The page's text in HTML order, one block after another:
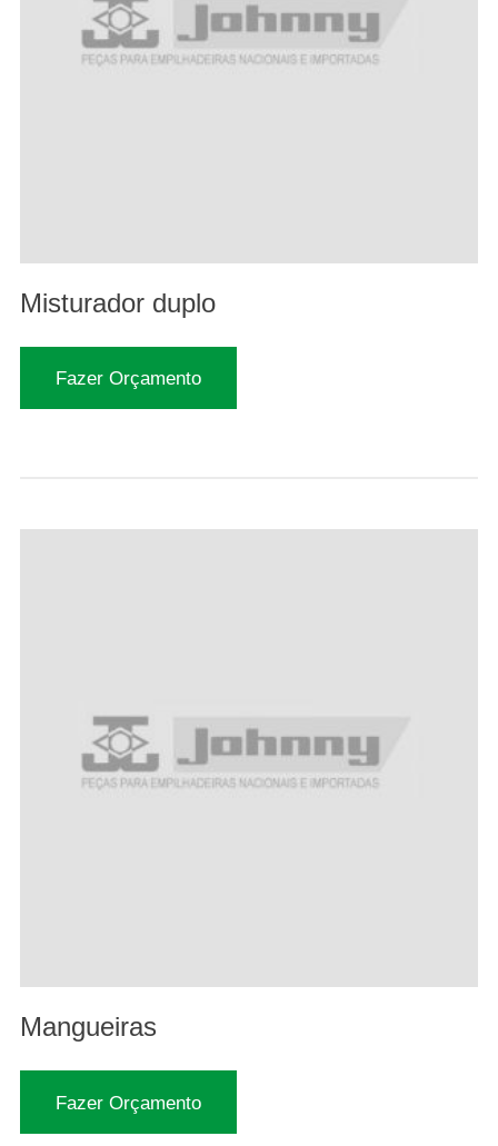
Misturador duplo
Fazer Orçamento
Mangueiras
Fazer Orçamento